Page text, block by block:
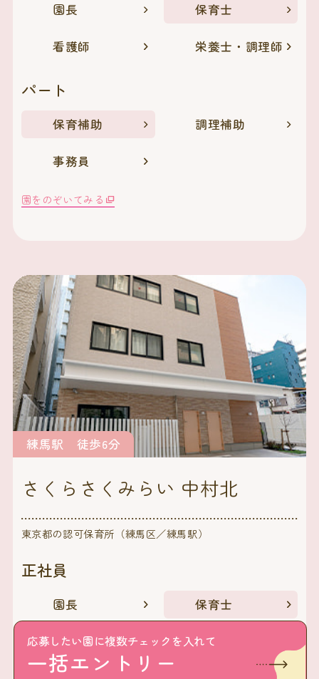
園長 保育士
看護師 栄養士・調理師
パート
保育補助 調理補助
事務員
園をのぞいてみる
練馬駅 徒歩6分
さくらさくみらい 中村北
東京都の認可保育所（練馬区／練馬駅）
正社員
園長 保育士
看護師 栄養士・調理師
応募したい園に複数チェックを入れて
一括エントリー